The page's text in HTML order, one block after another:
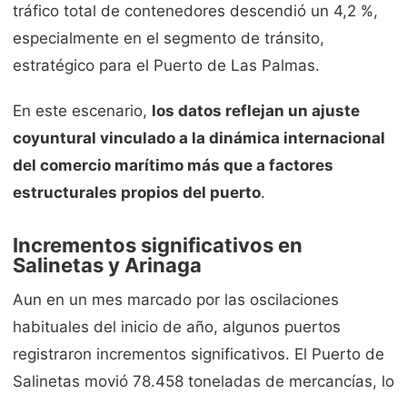
tráfico total de contenedores descendió un 4,2 %,
especialmente en el segmento de tránsito,
estratégico para el Puerto de Las Palmas.
En este escenario, los datos reflejan un ajuste
coyuntural vinculado a la dinámica internacional
del comercio marítimo más que a factores
estructurales propios del puerto.
Incrementos significativos en
Salinetas y Arinaga
Aun en un mes marcado por las oscilaciones
habituales del inicio de año, algunos puertos
registraron incrementos significativos. El Puerto de
Salinetas movió 78.458 toneladas de mercancías, lo